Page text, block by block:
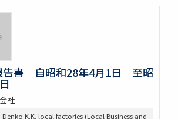
告書 自昭和28年4月1日 至昭
社
Denko K.K. local factories (Local Business and